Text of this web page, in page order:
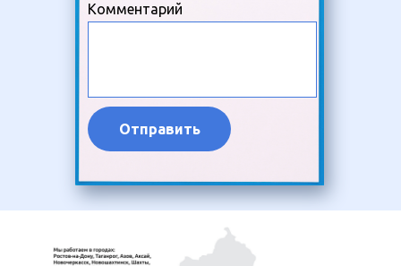
Комментарий
Отправить